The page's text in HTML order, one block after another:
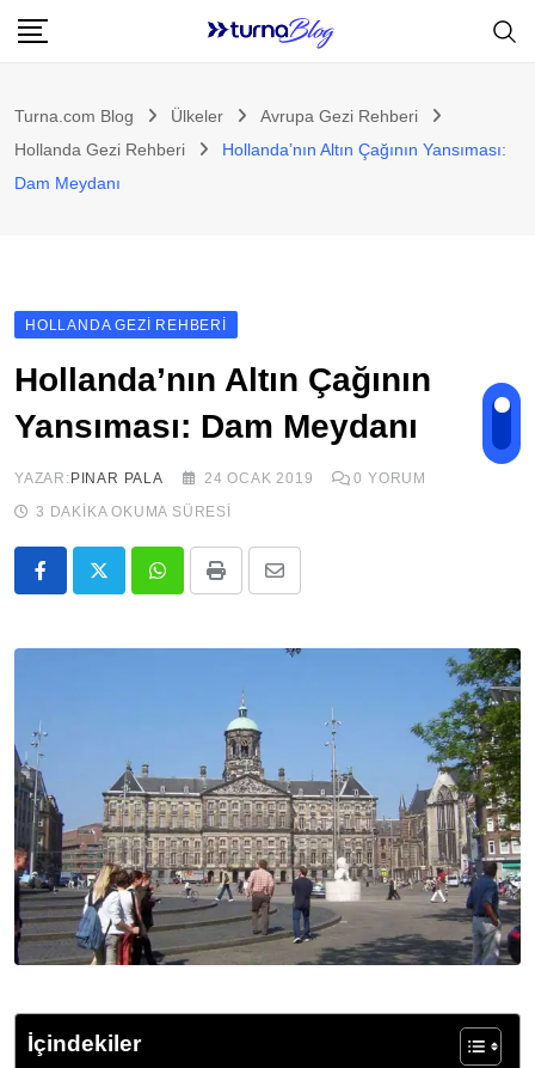
Skip
Turna.com Blog Ülkeler
Avrupa Gezi Rehberi
Hollanda Gezi Rehberi
Hollanda’nın Altın Çağının Yansıması:
Dam Meydanı
HOLLANDA GEZI REHBERI
Hollanda’nın Altın Çağının
Yansıması: Dam Meydanı
YAZAR: PINAR PALA 24 OCAK 2019 0 YORUM
3 DAKIKA OKUMA SÜRESI
Whatsapp
Print
ile
İçindekiler